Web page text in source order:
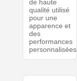
de haute
qualité utilisé
pour une
apparence et
des
performances
personnalisées.